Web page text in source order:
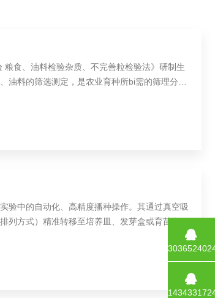
食、油料检验杂质、不完善粒检验法》研制生
油料的筛选测定，是农业育种所bi需的筛理分级
验中的自动化、高精度播种操作。其通过真空吸
列方式）精准转移至培养皿、发芽盒或育苗盘等